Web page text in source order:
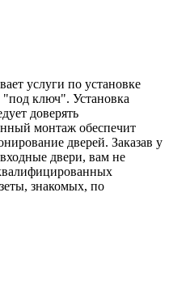
услуги по установке
ключ". Установка
доверять
монтаж обеспечит
дверей. Заказав у
двери, вам не
знакомых, по